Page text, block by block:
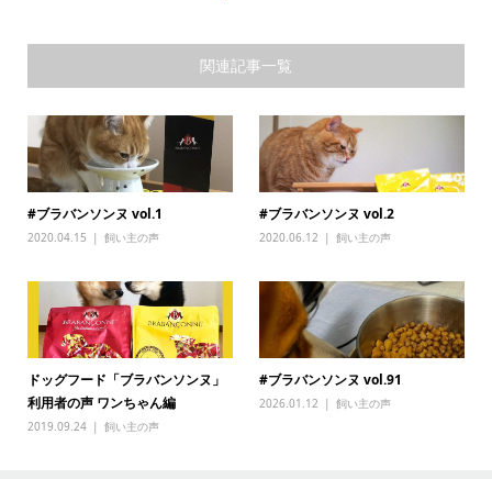
関連記事一覧
#ブラバンソンヌ vol.1
2020.04.15 飼い主の声
#ブラバンソンヌ vol.2
2020.06.12 飼い主の声
ドッグフード「ブラバンソンヌ」
利用者の声 ワンちゃん編
2019.09.24 飼い主の声
#ブラバンソンヌ vol.91
2026.01.12 飼い主の声